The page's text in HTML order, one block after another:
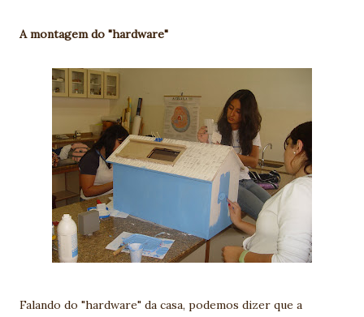
A montagem do "hardware"
Falando do "hardware" da casa, podemos dizer que a